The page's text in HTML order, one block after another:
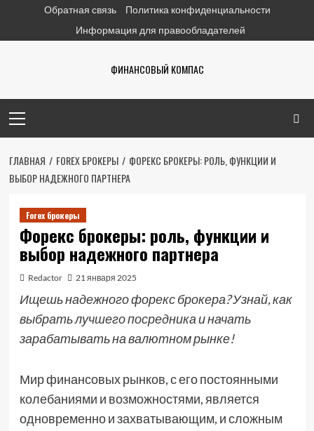
содержимому
Обратная связь
Политика конфиденциальности
Информация для правообладателей
ФИНАНСОВЫЙ КОМПАС
меню
ГЛАВНАЯ FOREX БРОКЕРЫ
ФОРЕКС БРОКЕРЫ: РОЛЬ, ФУНКЦИИ И
ВЫБОР НАДЕЖНОГО ПАРТНЕРА
Forex брокеры
Форекс брокеры: роль, функции и
выбор надежного партнера
Redactor 21 января 2025
Ищешь надежного форекс брокера? Узнай, как
выбрать лучшего посредника и начать
зарабатывать на валютном рынке!
Мир финансовых рынков, с его постоянными
колебаниями и возможностями, является
одновременно и захватывающим, и сложным